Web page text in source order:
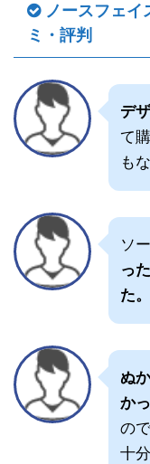
ノースフェイ
ミ・評判
デ
て
も
ソ
っ
た。
ぬ
かっ
の
十